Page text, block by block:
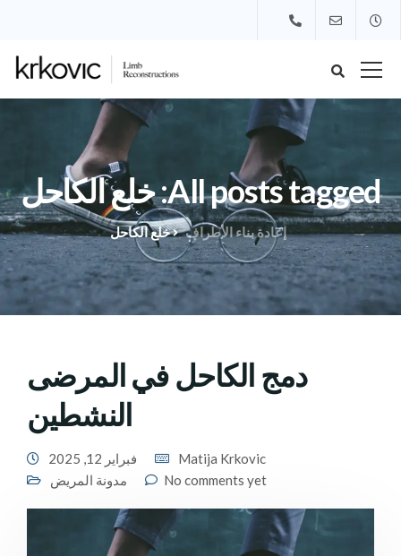
All posts tagged: خلع الكاحل
إعادة بناء الأطراف خلع الكاحل
دمج الكاحل في المرضى
النشطين
فبراير 12, 2025
Matija Krkovic
مدونة المريض
No comments yet